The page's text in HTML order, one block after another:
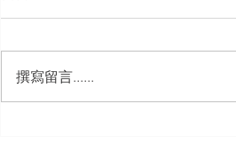
撰寫留言......